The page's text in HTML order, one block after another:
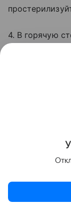
4. В горячую